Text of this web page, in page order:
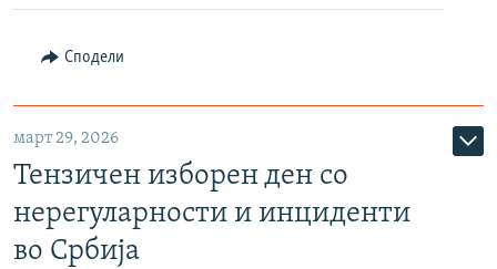
Сподели
март 29, 2026
Тензичен изборен ден со
нерегуларности и инциденти
во Србија